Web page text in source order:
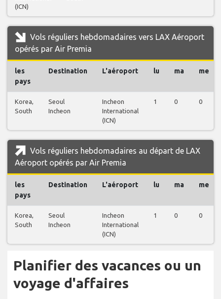
(ICN)
Vols réguliers hebdomadaires vers LAX Aéroport
opérés par Air Premia
les
pays
Destination L'aéroport lu ma me
Korea,
South
Seoul
Incheon
Incheon
International
(ICN)
1 0 0
Vols réguliers hebdomadaires au départ de LAX
Aéroport opérés par Air Premia
les
pays
Destination L'aéroport lu ma me
Korea,
South
Seoul
Incheon
Incheon
International
(ICN)
1 0 0
Planifier des vacances ou un
voyage d'affaires